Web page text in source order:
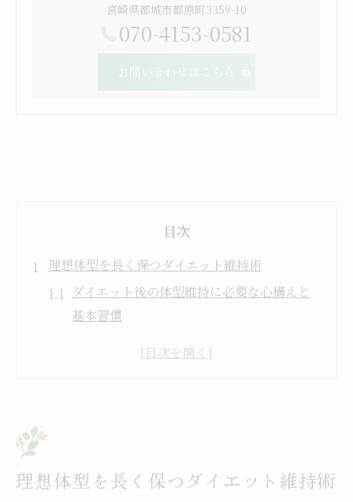
宮崎県都城市都原町3359-10
070-4153-0581
お問い合わせはこちら
目次
理想体型を長く保つダイエット維持術
ダイエット後の体型維持に必要な心構えと
基本習慣
ダイエット後の体重維持が続く生活習慣の
理想体型を長く保つダイエット維持術